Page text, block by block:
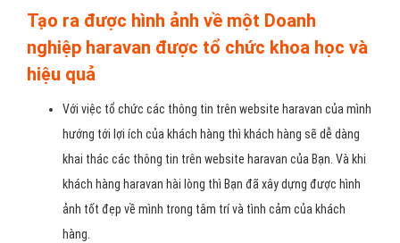
Tạo ra được hình ảnh về một Doanh
nghiệp haravan được tổ chức khoa học và
hiệu quả
Với việc tổ chức các thông tin trên website haravan của mình
hướng tới lợi ích của khách hàng thì khách hàng sẽ dễ dàng
khai thác các thông tin trên website haravan của Bạn. Và khi
khách hàng haravan hài lòng thì Bạn đã xây dựng được hình
ảnh tốt đẹp về mình trong tâm trí và tình cảm của khách
hàng.